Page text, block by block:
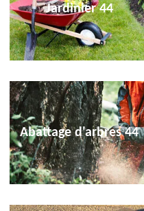
Jardinier 44
Abattage d'arbres 44